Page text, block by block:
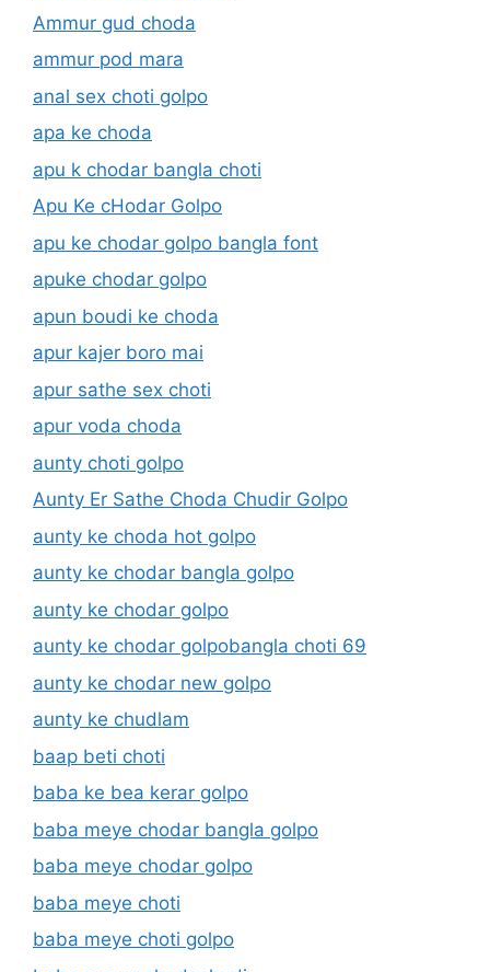
Ammur gud choda
ammur pod mara
anal sex choti golpo
apa ke choda
apu k chodar bangla choti
Apu Ke cHodar Golpo
apu ke chodar golpo bangla font
apuke chodar golpo
apun boudi ke choda
apur kajer boro mai
apur sathe sex choti
apur voda choda
aunty choti golpo
Aunty Er Sathe Choda Chudir Golpo
aunty ke choda hot golpo
aunty ke chodar bangla golpo
aunty ke chodar golpo
aunty ke chodar golpobangla choti 69
aunty ke chodar new golpo
aunty ke chudlam
baap beti choti
baba ke bea kerar golpo
baba meye chodar bangla golpo
baba meye chodar golpo
baba meye choti
baba meye choti golpo